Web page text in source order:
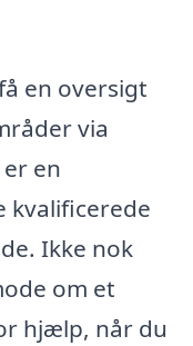
en oversigt
via
en
kvalificerede
Ikke nok
om et
hjælp, når du